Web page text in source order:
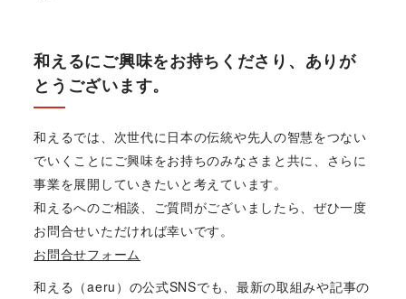
和えるにご興味をお持ちくださり、ありが
とうございます。
和えるでは、次世代に日本の伝統や先人の智慧をつない
でいくことにご興味をお持ちのみなさまと共に、さらに
事業を展開していきたいと考えています。
和えるへのご相談、ご質問がございましたら、ぜひ一度
お問合せいただければ幸いです。
お問合せフォーム
和える（aeru）の公式SNSでも、最新の取組みや記事の